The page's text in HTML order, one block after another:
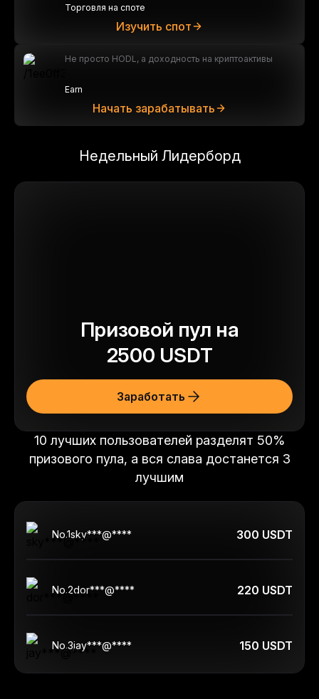
Торговля на споте
Изучить спот
Не просто HODL, а доходность на криптоактивы
Earn
Начать зарабатывать
Недельный Лидерборд
10 лучших пользователей разделят 50%
призового пула, а вся слава достанется 3
лучшим
No.1sky***@**** 300 USDT
No.2dor***@**** 220 USDT
No.3jay***@**** 150 USDT
Призовой пул на
2500 USDT
Заработать